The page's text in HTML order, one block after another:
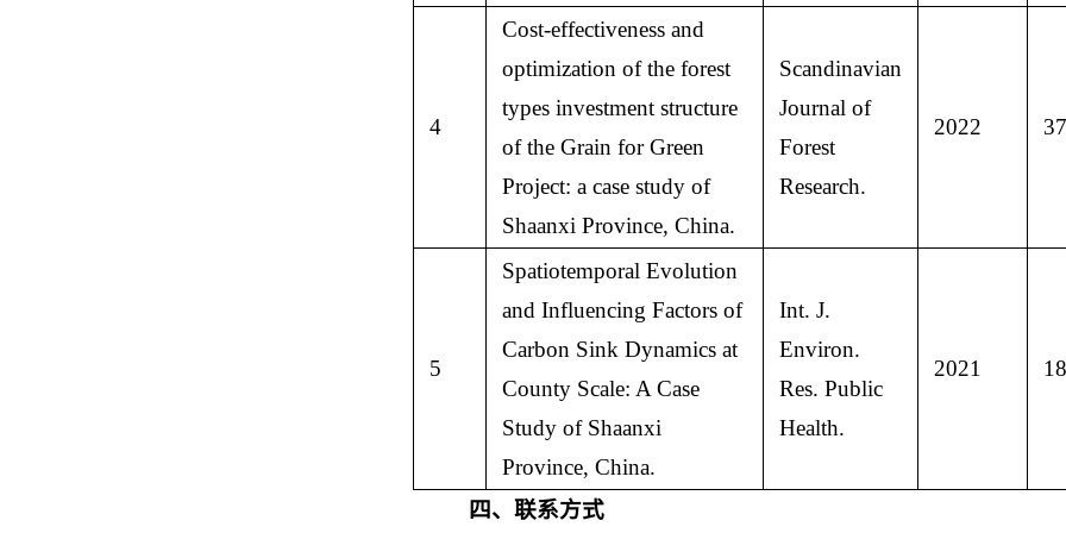
4
Cost-effectiveness and
optimization of the forest
types investment structure
of the Grain for Green
Project: a case study of
Shaanxi Province, China.
Scandinavian
Journal of
Forest
Research.
2022
5
Spatiotemporal Evolution
and Influencing Factors of
Carbon Sink Dynamics at
County Scale: A Case
Study of Shaanxi
Province, China.
Int. J.
Environ.
Res. Public
Health.
2021
四、联系方式